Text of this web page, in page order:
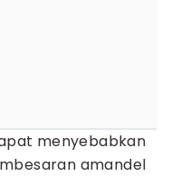
menyebabkan
amandel